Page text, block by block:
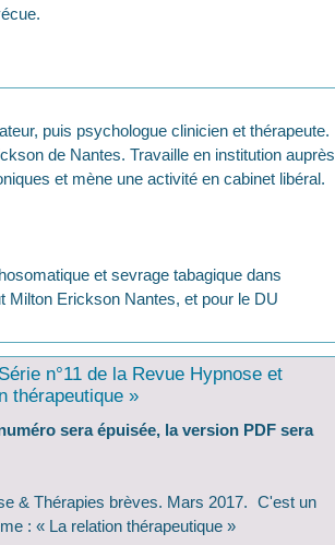
puis psychologue clinicien et thérapeute.
de Nantes. Travaille en institution auprès
et mène une activité en cabinet libéral.
et sevrage tabagique dans
Milton Erickson Nantes, et pour le DU
n°11 de la Revue Hypnose et
thérapeutique »
sera épuisée, la version PDF sera
& Thérapies brèves. Mars 2017. C'est un
: « La relation thérapeutique »